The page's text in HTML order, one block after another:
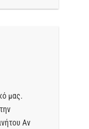
μας.
Αν